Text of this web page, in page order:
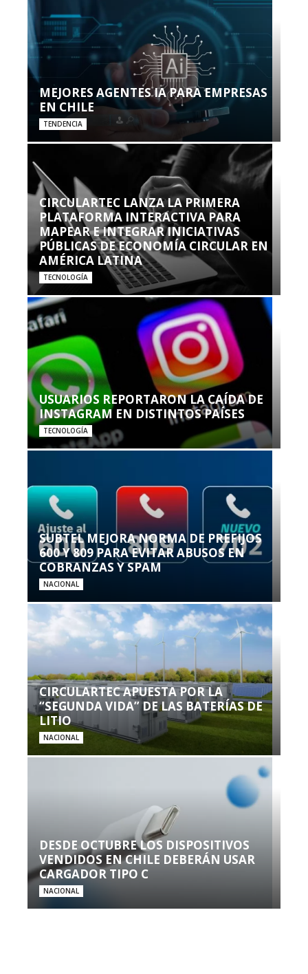
MEJORES AGENTES IA PARA EMPRESAS
EN CHILE
TENDENCIA
CIRCULARTEC LANZA LA PRIMERA
PLATAFORMA INTERACTIVA PARA
MAPEAR E INTEGRAR INICIATIVAS
PÚBLICAS DE ECONOMÍA CIRCULAR EN
AMÉRICA LATINA
TECNOLOGÍA
USUARIOS REPORTARON LA CAÍDA DE
INSTAGRAM EN DISTINTOS PAÍSES
TECNOLOGÍA
SUBTEL MEJORA NORMA DE PREFIJOS
600 Y 809 PARA EVITAR ABUSOS EN
COBRANZAS Y SPAM
NACIONAL
CIRCULARTEC APUESTA POR LA
“SEGUNDA VIDA” DE LAS BATERÍAS DE
LITIO
NACIONAL
DESDE OCTUBRE LOS DISPOSITIVOS
VENDIDOS EN CHILE DEBERÁN USAR
CARGADOR TIPO C
NACIONAL